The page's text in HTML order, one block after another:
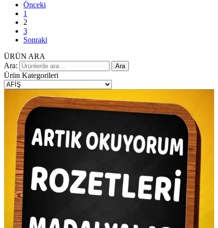
Önceki
1
2
3
Sonraki
ÜRÜN ARA
Ara:
Ara
Ürün Kategorileri